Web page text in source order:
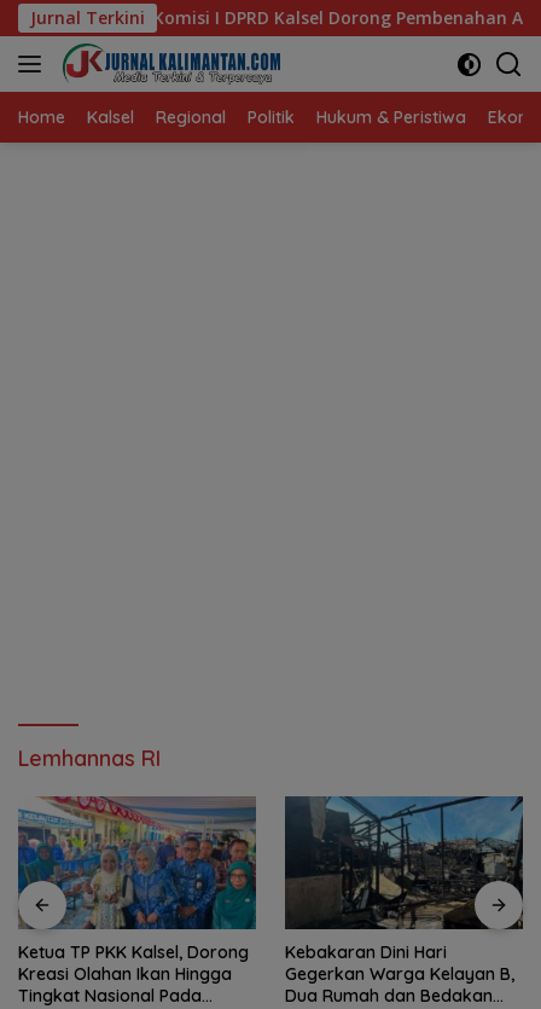
Langsung
ke
konten
Jurnal Terkini
Kalsel Dorong Pembenahan AMKS Hasanuddin
Home Kalsel Regional Politik Hukum & Peristiwa
Lemhannas RI
Ketua TP PKK Kalsel, Dorong
Kreasi Olahan Ikan Hingga
Tingkat Nasional Pada
Kebakaran Dini Hari
Gegerkan Warga Kelayan B,
Dua Rumah dan Bedakan